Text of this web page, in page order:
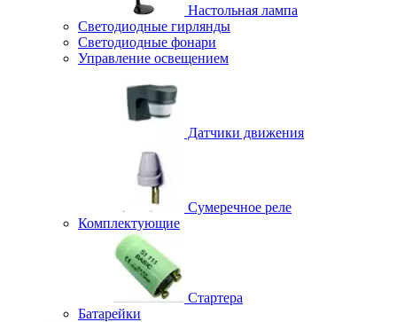
Настольная лампа
Светодиодные гирлянды
Светодиодные фонари
Управление освещением
Датчики движения
Сумеречное реле
Комплектующие
Стартера
Батарейки